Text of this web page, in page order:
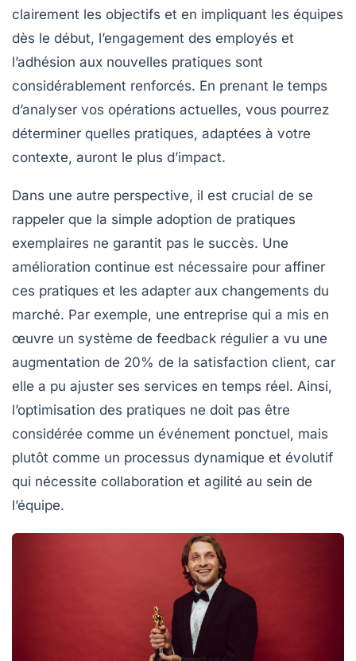
clairement les objectifs et en impliquant les équipes
dès le début, l’engagement des employés et
l’adhésion aux nouvelles pratiques sont
considérablement renforcés. En prenant le temps
d’analyser vos opérations actuelles, vous pourrez
déterminer quelles pratiques, adaptées à votre
contexte, auront le plus d’impact.
Dans une autre perspective, il est crucial de se
rappeler que la simple adoption de pratiques
exemplaires ne garantit pas le succès. Une
amélioration continue est nécessaire pour affiner
ces pratiques et les adapter aux changements du
marché. Par exemple, une entreprise qui a mis en
œuvre un système de feedback régulier a vu une
augmentation de 20% de la satisfaction client, car
elle a pu ajuster ses services en temps réel. Ainsi,
l’optimisation des pratiques ne doit pas être
considérée comme un événement ponctuel, mais
plutôt comme un processus dynamique et évolutif
qui nécessite collaboration et agilité au sein de
l’équipe.